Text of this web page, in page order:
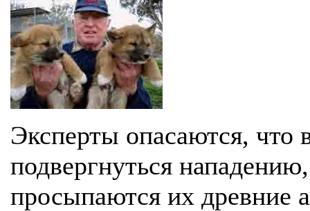
Эксперты опасаются, что
подвергнуться
просыпаются их древние